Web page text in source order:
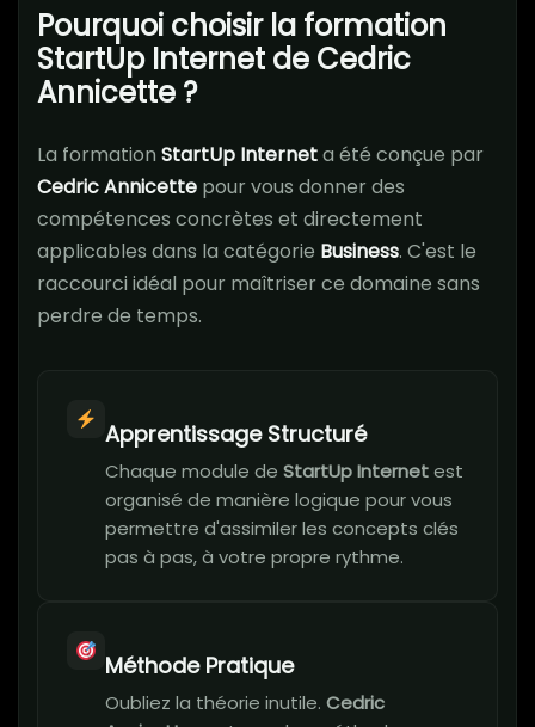
Pourquoi choisir la formation
StartUp Internet de Cedric
Annicette ?
La formation StartUp Interneta été conçue par
Cedric Annicette pour vous donner des
compétences concrètes et directement
applicables dans la catégorie Business. C'est le
raccourci idéal pour maîtriser ce domaine sans
perdre de temps.
Apprentissage Structuré
Chaque module de StartUp Internetest
organisé de manière logique pour vous
permettre d'assimiler les concepts clés
pas à pas, à votre propre rythme.
Méthode Pratique
Oubliez la théorie inutile. Cedric